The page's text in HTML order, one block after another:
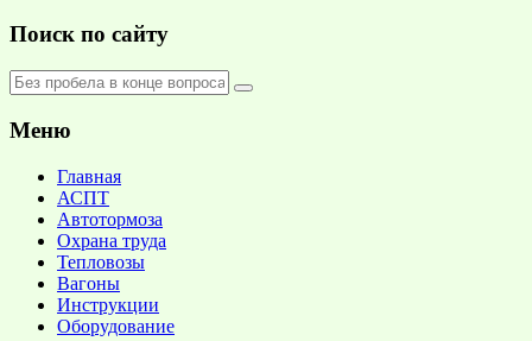
Поиск по сайту
Меню
Главная
АСПТ
Автотормоза
Охрана труда
Тепловозы
Вагоны
Инструкции
Оборудование